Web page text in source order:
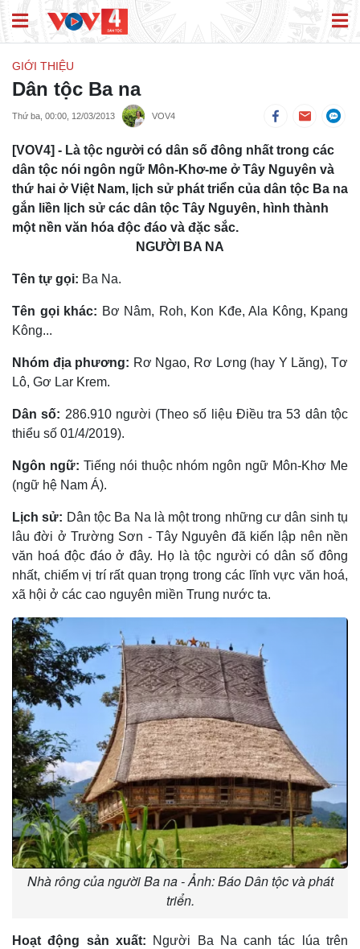
GIỚI THIỆU
Dân tộc Ba na
Thứ ba, 00:00, 12/03/2013 VOV4
[VOV4] - Là tộc người có dân số đông nhất trong các
dân tộc nói ngôn ngữ Môn-Khơ-me ở Tây Nguyên và
thứ hai ở Việt Nam, lịch sử phát triển của dân tộc Ba na
gắn liền lịch sử các dân tộc Tây Nguyên, hình thành
một nền văn hóa độc đáo và đặc sắc.
NGƯỜI BA NA
Tên tự gọi: Ba Na.
Tên gọi khác: Bơ Nâm, Roh, Kon Kđe, Ala Kông, Kpang
Kông...
Nhóm địa phương: Rơ Ngao, Rơ Lơng (hay Y Lăng), Tơ
Lô, Gơ Lar Krem.
Dân số: 286.910 người (Theo số liệu Điều tra 53 dân tộc
thiểu số 01/4/2019).
Ngôn ngữ: Tiếng nói thuộc nhóm ngôn ngữ Môn-Khơ Me
(ngữ hệ Nam Á).
Lịch sử: Dân tộc Ba Na là một trong những cư dân sinh tụ
lâu đời ở Trường Sơn - Tây Nguyên đã kiến lập nên nền
văn hoá độc đáo ở đây. Họ là tộc người có dân số đông
nhất, chiếm vị trí rất quan trọng trong các lĩnh vực văn hoá,
xã hội ở các cao nguyên miền Trung nước ta.
Nhà rông của người Ba na - Ảnh: Báo Dân tộc và phát
triển.
Hoạt động sản xuất: Người Ba Na canh tác lúa trên